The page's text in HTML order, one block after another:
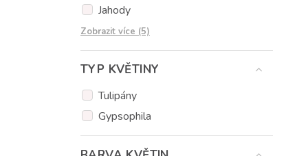
Jahody
Čokoláda
Muffiny
Popcakes
Sušenky
Alkohol - kupující objednávkou
Zobrazit více (5)
TYP KVĚTINY
Tulipány
Gypsophila